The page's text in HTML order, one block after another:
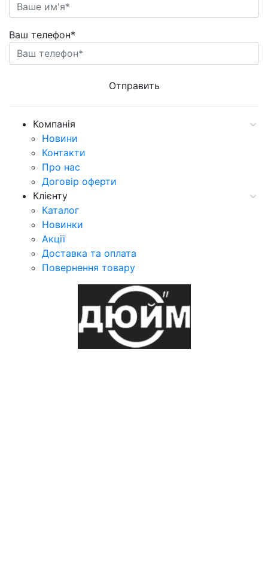
Ваш телефон*
Компанія
Новини
Контакти
Про нас
Договір оферти
Клієнту
Каталог
Новинки
Акції
Доставка та оплата
Повернення товару